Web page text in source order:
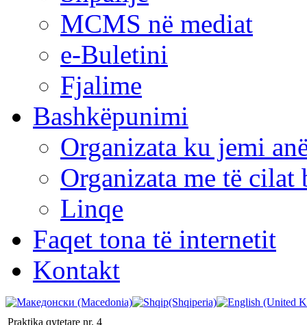
MCMS në mediat
e-Buletini
Fjalime
Bashkëpunimi
Organizata ku jemi
Organizata me të cilat
Linqe
Faqet tona të internetit
Kontakt
Praktika qytetare nr. 4